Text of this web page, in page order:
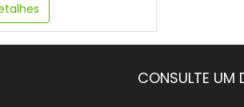
CONSULTE UM